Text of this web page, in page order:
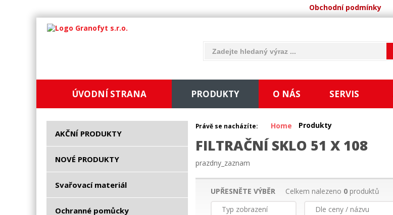
Obchodní podmínky
ÚVODNÍ STRANA PRODUKTY O NÁS SERVIS
AKČNÍ PRODUKTY
NOVÉ PRODUKTY
Svařovací materiál
Ochranné pomůcky
Právě se nacházíte: Home Produkty
FILTRAČNÍ SKLO 51 X 108
prazdny_zaznam
UPŘESNĚTE VÝBĚR Celkem nalezeno 0 produktů
Typ zobrazení
Dle ceny / názvu